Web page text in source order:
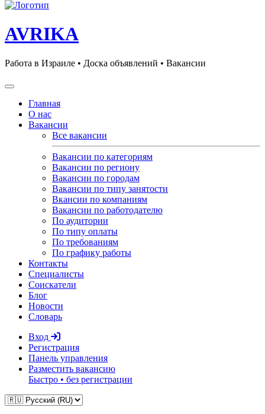
AVRIKA
Работа в Израиле • Доска объявлений • Вакансии
Главная
О нас
Вакансии
Все вакансии
Вакансии по категориям
Вакансии по региону
Вакансии по городам
Вакансии по типу занятости
Вкансии по компаниям
Вакансии по работодателю
По аудитории
По типу оплаты
По требованиям
По графику работы
Контакты
Специалисты
Соискатели
Блог
Новости
Словарь
Вход
Регистрация
Панель управления
Разместить вакансию
Быстро • без регистрации